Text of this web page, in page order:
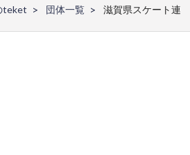
teket 団体一覧
滋賀県スケート連